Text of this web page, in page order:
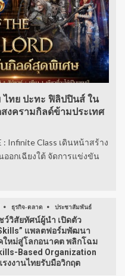
ไทย ปะทะ ฟิลิปปินส์ ใน
สงครามกิลด์ข้ามประเทศ
: Infinite Class เดินหน้าสร้าง
อกเฉียงใต้ จัดการแข่งขัน
ธุรกิจ-ตลาด ประชาสัมพันธ์
ว์วิสัยทัศน์ผู้นำ เปิดตัว
แพลตฟอร์มพัฒนา
ใหม่สู่โลกอนาคต พลิกโฉม
Based Organization
งงานไทยรับมือวิกฤต